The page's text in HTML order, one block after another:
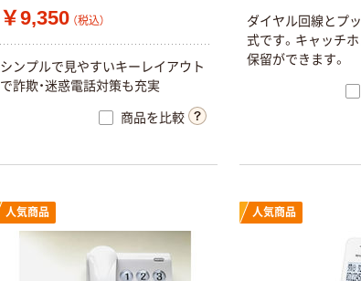
￥9,350 （税込）
シンプルで見やすいキーレイアウト
で詐欺・迷惑電話対策も充実
商品を比較
ダイヤル回線とプ
式です。キャッチホ
保留ができます。
人気商品 人気商品